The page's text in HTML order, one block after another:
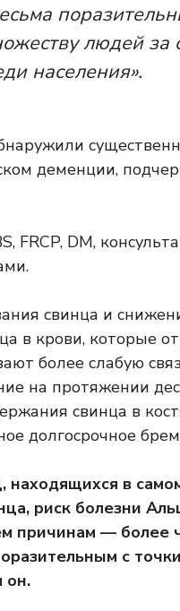
людей за
населения».
деменции,
FRCP, DM,
свинца и
в крови, которые
более слабую
на протяжении
свинца в
долгосрочное
находящихся в
риск болезни
причинам — более
с
он.